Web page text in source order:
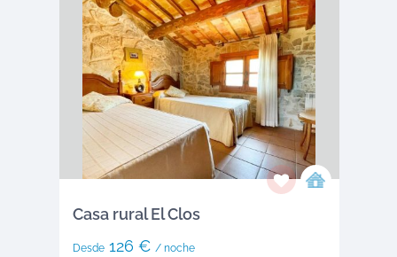
Casa rural El Clos
Desde126 € / noche